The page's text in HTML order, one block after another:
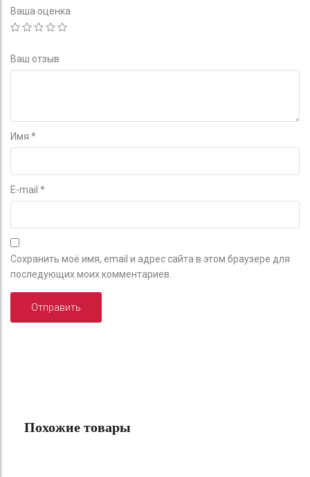
Ваша оценка
Ваш отзыв
Имя *
E-mail *
Сохранить моё имя, email и адрес сайта в этом браузере для
последующих моих комментариев.
Похожие товары